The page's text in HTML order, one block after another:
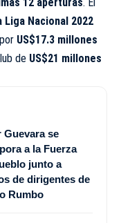
12 aperturas. El
Liga Nacional 2022
US$17.3 millones
de US$21 millones
Guevara se
a la Fuerza
junto a
de dirigentes de
Rumbo